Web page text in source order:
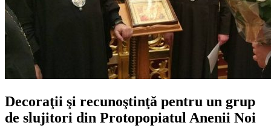
Decoraţii şi recunoştinţă pentru un grup
de slujitori din Protopopiatul Anenii Noi